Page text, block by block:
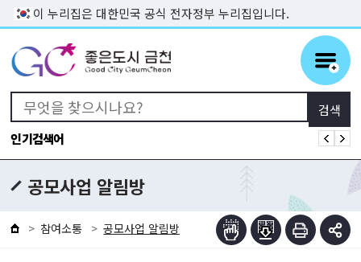
본문 바로가기
이 누리집은 대한민국 공식 전자정부 누리집입니다.
인기검색어
공모사업 알림방
참여소통 공모사업 알림방